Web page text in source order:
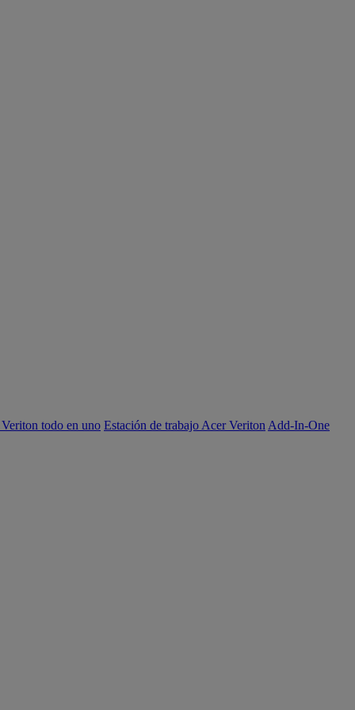
todo en uno Estación de trabajo Acer Veriton Add-In-One